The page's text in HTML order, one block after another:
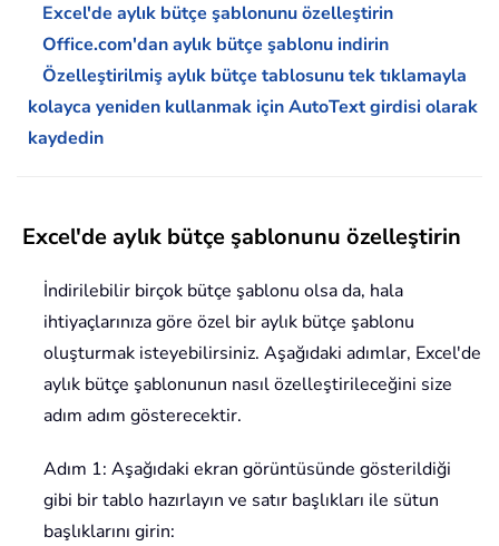
Excel'de aylık bütçe şablonunu özelleştirin
Office.com'dan aylık bütçe şablonu indirin
Özelleştirilmiş aylık bütçe tablosunu tek tıklamayla
kolayca yeniden kullanmak için AutoText girdisi olarak
kaydedin
Excel'de aylık bütçe şablonunu özelleştirin
İndirilebilir birçok bütçe şablonu olsa da, hala
ihtiyaçlarınıza göre özel bir aylık bütçe şablonu
oluşturmak isteyebilirsiniz. Aşağıdaki adımlar, Excel'de
aylık bütçe şablonunun nasıl özelleştirileceğini size
adım adım gösterecektir.
Adım 1: Aşağıdaki ekran görüntüsünde gösterildiği
gibi bir tablo hazırlayın ve satır başlıkları ile sütun
başlıklarını girin: